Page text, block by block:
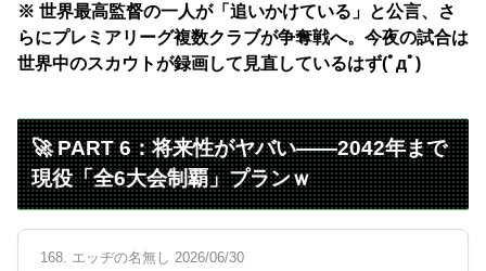
※ 世界最高監督の一人が「追いかけている」と公言、さ
らにプレミアリーグ複数クラブが争奪戦へ。今夜の試合は
世界中のスカウトが録画して見直しているはず(ﾟдﾟ)
🚀 PART 6：将来性がヤバい——2042年まで
現役「全6大会制覇」プランｗ
168. エッヂの名無し 2026/06/30